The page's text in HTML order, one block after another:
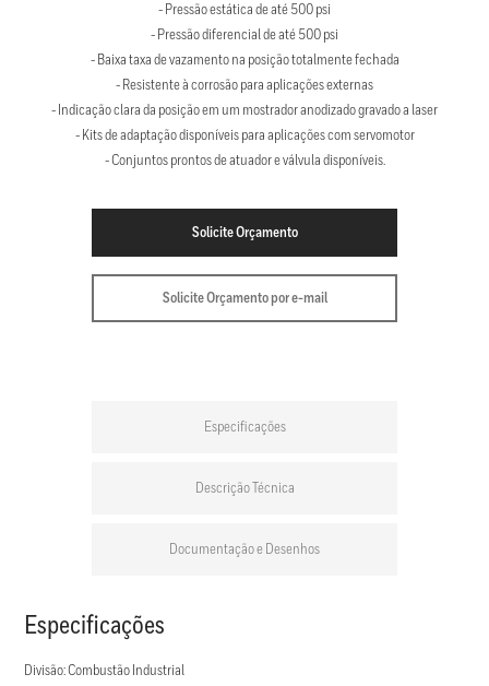
- Pressão estática de até 500 psi
- Pressão diferencial de até 500 psi
- Baixa taxa de vazamento na posição totalmente fechada
- Resistente à corrosão para aplicações externas
- Indicação clara da posição em um mostrador anodizado gravado a laser
- Kits de adaptação disponíveis para aplicações com servomotor
- Conjuntos prontos de atuador e válvula disponíveis.
Solicite Orçamento
Solicite Orçamento por e-mail
Especificações
Descrição Técnica
Documentação e Desenhos
Especificações
Divisão: Combustão Industrial